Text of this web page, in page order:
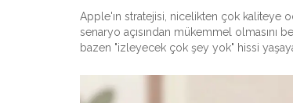
Apple'ın stratejisi, nicelikten çok kaliteye
senaryo açısından mükemmel olmasını
bazen "izleyecek çok şey yok" hissi